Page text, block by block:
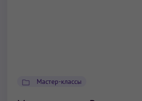
Мастер-классы